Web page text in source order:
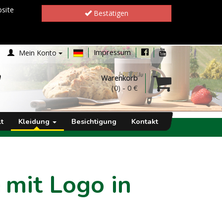
Bestätigen
Mein Konto Impressum
Warenkorb
(0)- 0 €
Kleidung Besichtigung Kontakt
mit Logo in